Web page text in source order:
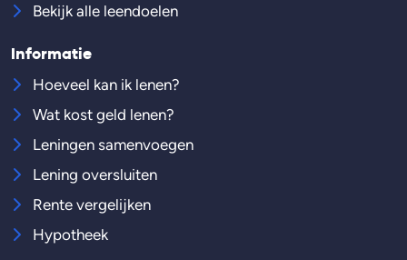
Bekijk alle leendoelen
Informatie
Hoeveel kan ik lenen?
Wat kost geld lenen?
Leningen samenvoegen
Lening oversluiten
Rente vergelijken
Hypotheek